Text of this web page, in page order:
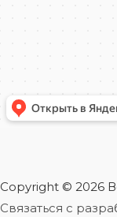
Copyright © 2026
Связаться с